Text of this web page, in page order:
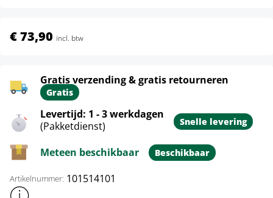
€ 73,90 incl. btw
Gratis verzending & gratis retourneren
Gratis
Levertijd: 1 - 3 werkdagen
(Pakketdienst)
Snelle levering
Meteen beschikbaar Beschikbaar
Artikelnummer: 101514101
Toon meer productinformatie